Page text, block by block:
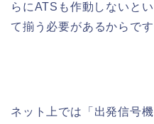
らにATSも作動しないと
て揃う必要があるからです
ネット上では「出発信号